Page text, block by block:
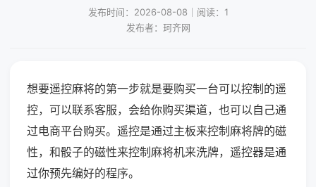
发布时间：2026-08-08｜阅读：1
发布者：珂齐网
想要遥控麻将的第一步就是要购买一台可以控制的遥
控，可以联系客服，会给你购买渠道，也可以自己通
过电商平台购买。遥控是通过主板来控制麻将牌的磁
性，和骰子的磁性来控制麻将机来洗牌，遥控器是通
过你预先编好的程序。